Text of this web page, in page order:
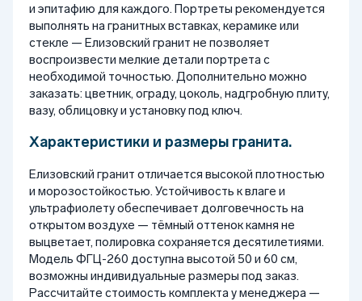
и эпитафию для каждого. Портреты рекомендуется
выполнять на гранитных вставках, керамике или
стекле — Елизовский гранит не позволяет
воспроизвести мелкие детали портрета с
необходимой точностью. Дополнительно можно
заказать: цветник, ограду, цоколь, надгробную плиту,
вазу, облицовку и установку под ключ.
Характеристики и размеры гранита.
Елизовский гранит отличается высокой плотностью
и морозостойкостью. Устойчивость к влаге и
ультрафиолету обеспечивает долговечность на
открытом воздухе — тёмный оттенок камня не
выцветает, полировка сохраняется десятилетиями.
Модель ФГЦ-260 доступна высотой 50 и 60 см,
возможны индивидуальные размеры под заказ.
Рассчитайте стоимость комплекта у менеджера —